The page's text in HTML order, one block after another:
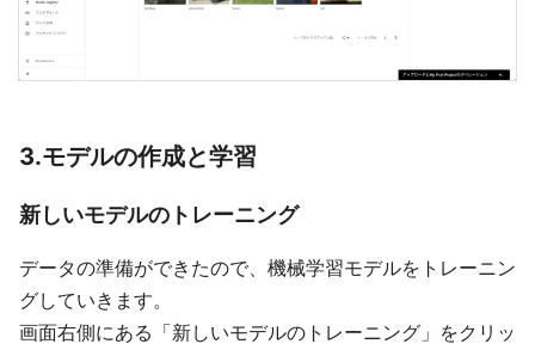
3.モデルの作成と学習
新しいモデルのトレーニング
データの準備ができたので、機械学習モデルをトレーニン
グしていきます。
画面右側にある「新しいモデルのトレーニング」をクリッ